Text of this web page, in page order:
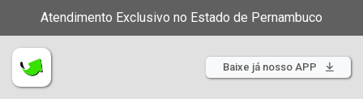
Atendimento Exclusivo no Estado de Pernambuco
Baixe já nosso APP